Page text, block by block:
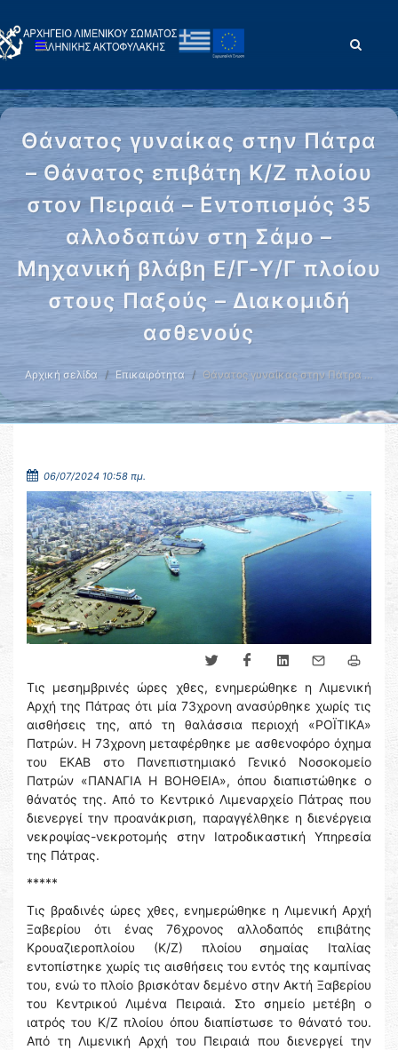
Θάνατος γυναίκας στην Πάτρα
– Θάνατος επιβάτη Κ/Ζ πλοίου
στον Πειραιά – Εντοπισμός 35
αλλοδαπών στη Σάμο –
Μηχανική βλάβη Ε/Γ-Υ/Γ πλοίου
στους Παξούς – Διακομιδή
ασθενούς
Αρχική σελίδα Επικαιρότητα Θάνατος γυναίκας στην Πάτρα …
06/07/2024 10:58 πμ.
Τις μεσημβρινές ώρες χθες, ενημερώθηκε η Λιμενική
Αρχή της Πάτρας ότι μία 73χρονη ανασύρθηκε χωρίς τις
αισθήσεις της, από τη θαλάσσια περιοχή «ΡΟΪΤΙΚΑ»
Πατρών. Η 73χρονη μεταφέρθηκε με ασθενοφόρο όχημα
του ΕΚΑΒ στο Πανεπιστημιακό Γενικό Νοσοκομείο
Πατρών «ΠΑΝΑΓΙΑ Η ΒΟΗΘΕΙΑ», όπου διαπιστώθηκε ο
θάνατός της. Από το Κεντρικό Λιμεναρχείο Πάτρας που
διενεργεί την προανάκριση, παραγγέλθηκε η διενέργεια
νεκροψίας-νεκροτομής στην Ιατροδικαστική Υπηρεσία
της Πάτρας.
*****
Τις βραδινές ώρες χθες, ενημερώθηκε η Λιμενική Αρχή
Ξαβερίου ότι ένας 76χρονος αλλοδαπός επιβάτης
Κρουαζιεροπλοίου (Κ/Ζ) πλοίου σημαίας Ιταλίας
εντοπίστηκε χωρίς τις αισθήσεις του εντός της καμπίνας
του, ενώ το πλοίο βρισκόταν δεμένο στην Ακτή Ξαβερίου
του Κεντρικού Λιμένα Πειραιά. Στο σημείο μετέβη ο
ιατρός του Κ/Ζ πλοίου όπου διαπίστωσε το θάνατό του.
Από τη Λιμενική Αρχή του Πειραιά που διενεργεί την